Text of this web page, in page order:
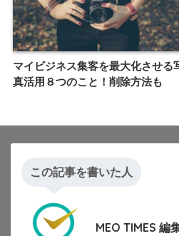
マイビジネス集客を最大化させる
真活用８つのこと！削除方法も
この記事を書いた人
MEO TIMES 編